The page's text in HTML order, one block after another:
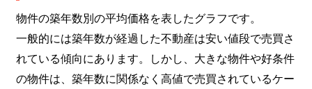
物件の築年数別の平均価格を表したグラフです。
一般的には築年数が経過した不動産は安い値段で売買さ
れている傾向にあります。しかし、大きな物件や好条件
の物件は、築年数に関係なく高値で売買されているケー